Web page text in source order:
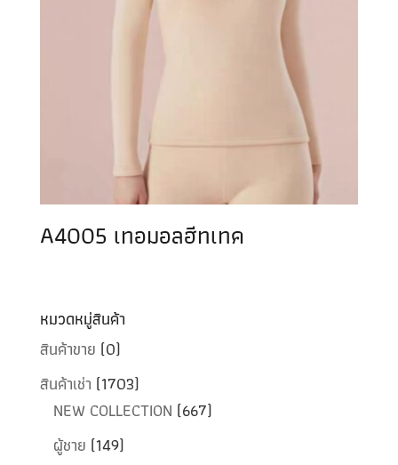
A4005 เทอมอลฮีทเทค
หมวดหมู่สินค้า
สินค้าขาย (0)
สินค้าเช่า (1703)
NEW COLLECTION (667)
ผู้ชาย (149)